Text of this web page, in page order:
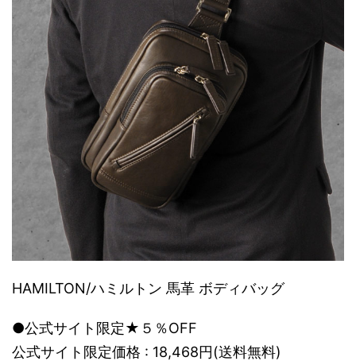
HAMILTON/ハミルトン 馬革 ボディバッグ
●公式サイト限定★５％OFF
公式サイト限定価格 : 18,468円(送料無料)